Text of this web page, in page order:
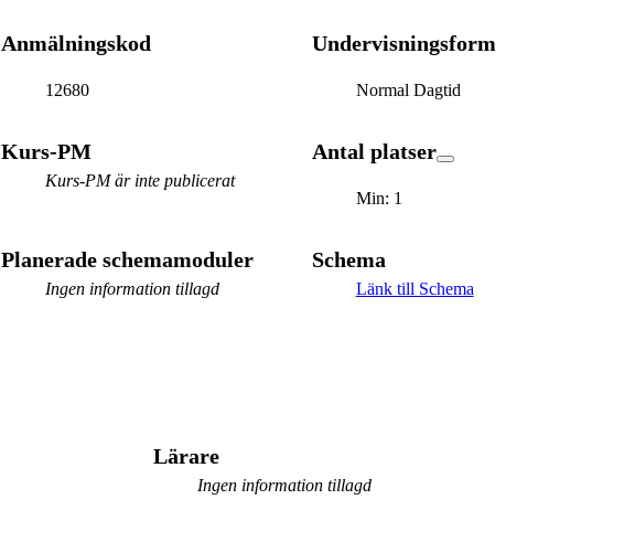
Anmälningskod
12680
Undervisningsform
Normal Dagtid
Kurs-PM
Kurs-PM är inte publicerat
Antal platser
Min: 1
Planerade schemamoduler
Ingen information tillagd
Schema
Länk till Schema
Lärare
Ingen information tillagd